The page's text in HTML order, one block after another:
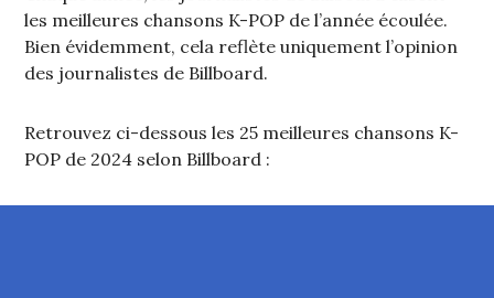
les meilleures chansons K-POP de l’année écoulée.
Bien évidemment, cela reflète uniquement l’opinion
des journalistes de Billboard.
Retrouvez ci-dessous les 25 meilleures chansons K-
POP de 2024 selon Billboard :